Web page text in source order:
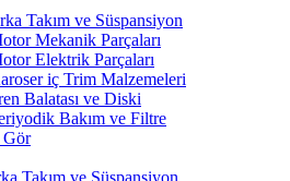
Takım ve Süspansiyon
Mekanik Parçaları
Elektrik Parçaları
iç Trim Malzemeleri
Balatası ve Diski
Bakım ve Filtre
Gör
Takım ve Süspansiyon